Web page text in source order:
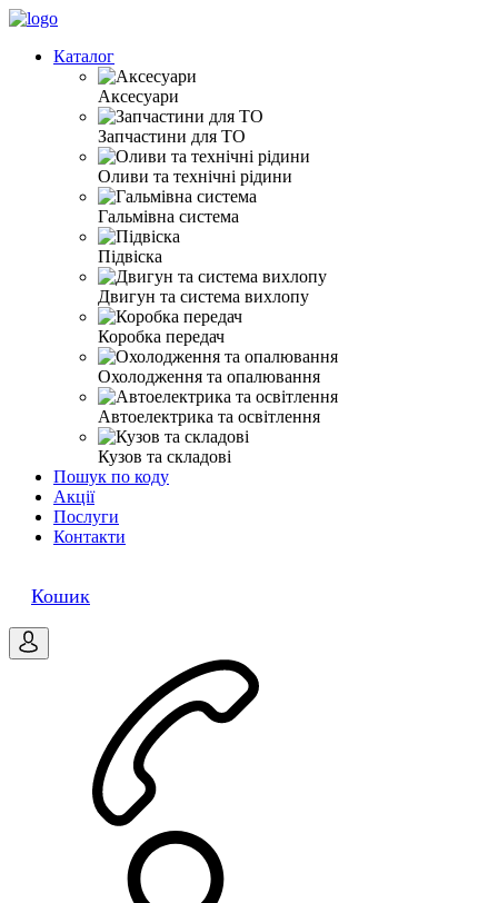
Каталог
Аксесуари
Запчастини для ТО
Оливи та технічні рідини
Гальмівна система
Підвіска
Двигун та система вихлопу
Коробка передач
Охолодження та опалювання
Автоелектрика та освітлення
Кузов та складові
Пошук по коду
Акції
Послуги
Контакти
Кошик